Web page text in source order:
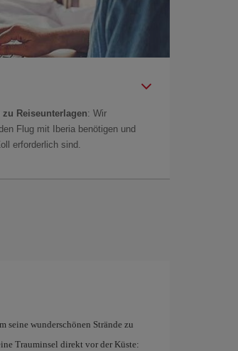
zu Reiseunterlagen: Wir
Flug mit Iberia benötigen und
erforderlich sind.
seine wunderschönen Strände zu
Trauminsel direkt vor der Küste: